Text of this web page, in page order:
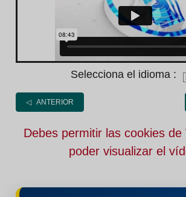
Selecciona el idioma :
◁ ANTERIOR
Debes permitir las cookies de
poder visualizar el